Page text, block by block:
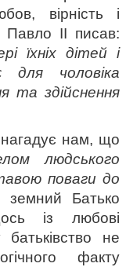
вірність і
їхніх дітей і
чоловіка
та здійснення
людського
поваги до
Батько
із любові
не
факту